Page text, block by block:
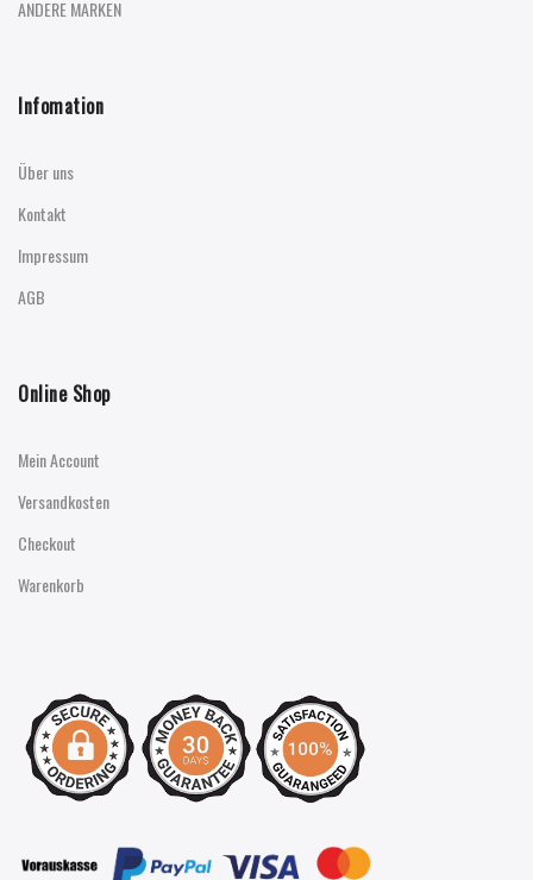
ANDERE MARKEN
Infomation
Über uns
Kontakt
Impressum
AGB
Online Shop
Mein Account
Versandkosten
Checkout
Warenkorb